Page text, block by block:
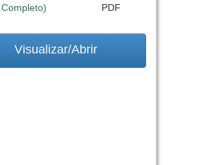
PDF
Visualizar/Abrir